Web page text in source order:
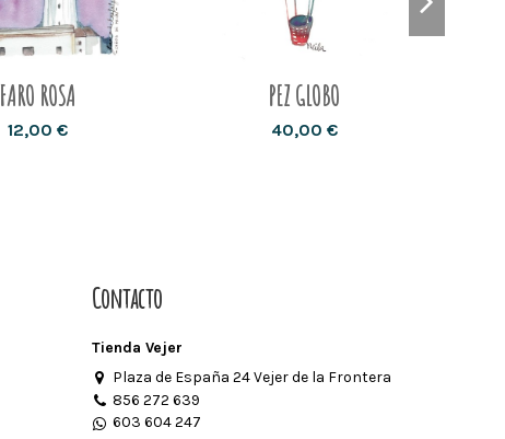
FARO ROSA
12,00 €
PEZ GLOBO
40,00 €
Contacto
Tienda Vejer
Plaza de España 24 Vejer de la Frontera
856 272 639
603 604 247